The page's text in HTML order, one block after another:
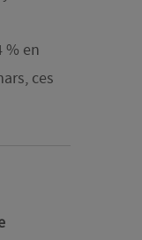
% en
ces